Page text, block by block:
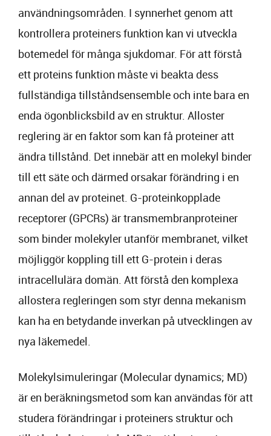
användningsområden. I synnerhet genom att
kontrollera proteiners funktion kan vi utveckla
botemedel för många sjukdomar. För att förstå
ett proteins funktion måste vi beakta dess
fullständiga tillståndsensemble och inte bara en
enda ögonblicksbild av en struktur. Alloster
reglering är en faktor som kan få proteiner att
ändra tillstånd. Det innebär att en molekyl binder
till ett säte och därmed orsakar förändring i en
annan del av proteinet. G-proteinkopplade
receptorer (GPCRs) är transmembranproteiner
som binder molekyler utanför membranet, vilket
möjliggör koppling till ett G-protein i deras
intracellulära domän. Att förstå den komplexa
allostera regleringen som styr denna mekanism
kan ha en betydande inverkan på utvecklingen av
nya läkemedel.
Molekylsimuleringar (Molecular dynamics; MD)
är en beräkningsmetod som kan användas för att
studera förändringar i proteiners struktur och